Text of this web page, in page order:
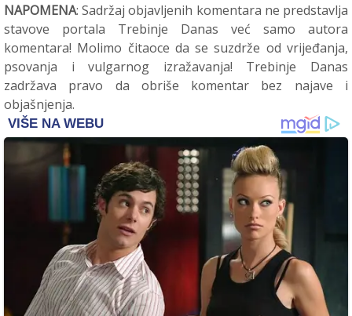
NAPOMENA: Sadržaj objavljenih komentara ne predstavlja
stavove portala Trebinje Danas već samo autora
komentara! Molimo čitaoce da se suzdrže od vrijeđanja,
psovanja i vulgarnog izražavanja! Trebinje Danas
zadržava pravo da obriše komentar bez najave i
objašnjenja.